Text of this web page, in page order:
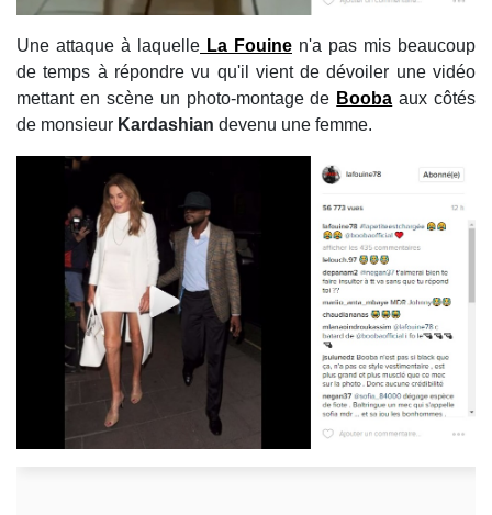
Une attaque à laquelle La Fouine n'a pas mis beaucoup
de temps à répondre vu qu'il vient de dévoiler une vidéo
mettant en scène un photo-montage de Booba aux côtés
de monsieur Kardashian devenu une femme.